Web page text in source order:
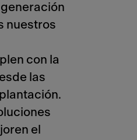
nuestros
con la
las
el